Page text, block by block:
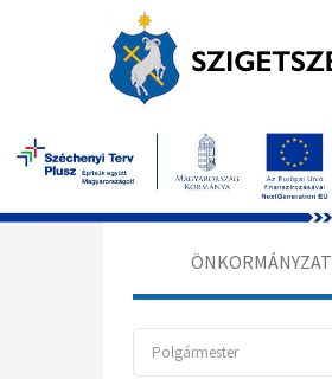
Főoldal
ÖNKORMÁNYZAT
Polgármester